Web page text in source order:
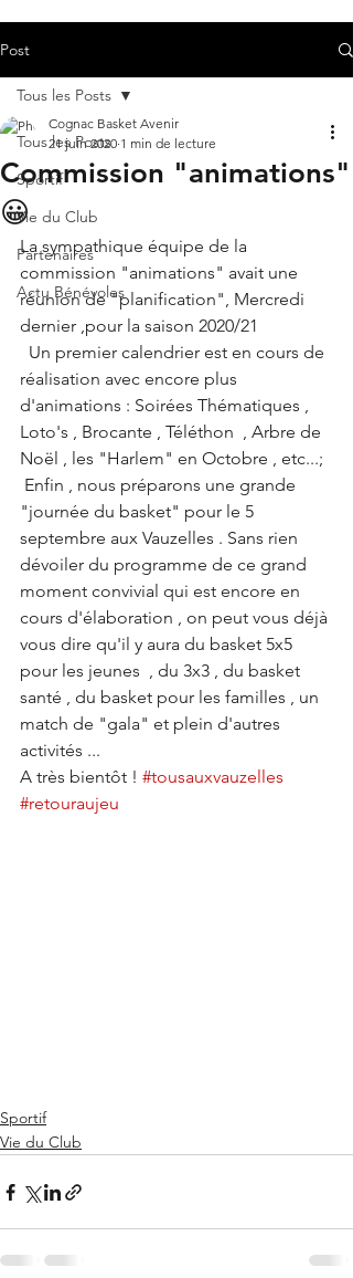
Post
Tous les Posts
Sportif
Vie du Club
Partenaires
Actu Bénévoles
Tous les Posts
Commission "animations"
😀
Cognac Basket Avenir
21 juin 2020 1 min de lecture
La sympathique équipe de la
commission "animations" avait une
réunion de "planification", Mercredi
dernier ,pour la saison 2020/21
réalisation avec encore plus
d'animations : Soirées Thématiques ,
Loto's , Brocante , Téléthon  , Arbre de
Noël , les "Harlem" en Octobre , etc...;
"journée du basket" pour le 5
septembre aux Vauzelles . Sans rien
dévoiler du programme de ce grand
moment convivial qui est encore en
cours d'élaboration , on peut vous déjà
vous dire qu'il y aura du basket 5x5
pour les jeunes  , du 3x3 , du basket
santé , du basket pour les familles , un
match de "gala" et plein d'autres
activités ...
A très bientôt ! #tousauxvauzelles
#retouraujeu
Sportif
Vie du Club